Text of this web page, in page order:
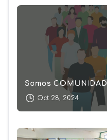
Somos COMUNIDAD
Oct 28, 2024